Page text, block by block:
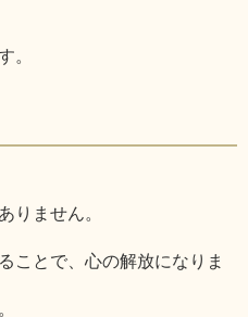
。
りません。
ことで、心の解放になりま